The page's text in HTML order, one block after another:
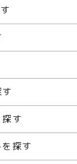
す
探す